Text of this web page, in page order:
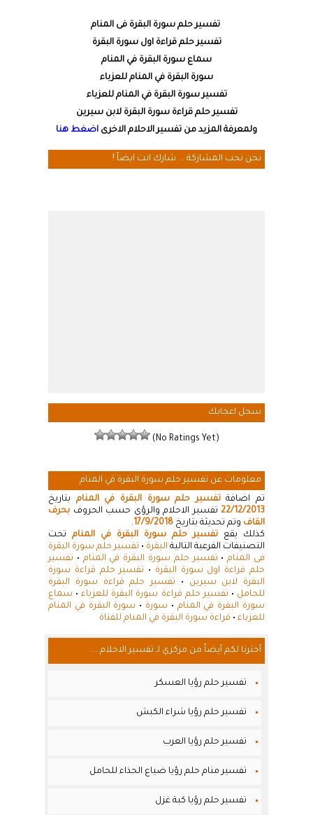
تفسير حلم سورة البقرة فى المنام
تفسير حلم قراءة اول سورة البقرة
سماع سورة البقرة في المنام
سورة البقرة في المنام للعزباء
تفسير سورة البقرة في المنام للعزباء
تفسير حلم قراءة سورة البقرة لابن سيرين
ولمعرفة المزيد من تفسير الاحلام الاخرى اضغط هنا
نحن نحب المشاركة ... شارك انت ايضاً !
سجل اعجابك
(No Ratings Yet)
معلومات عن تفسير حلم سورة البقرة في المنام
تم اضافةتفسير حلم سورة البقرة في المنام بتاريخ
22/12/2013 تفسير الاحلام والرؤى حسب الحروف بحرف
القاف وتم تحديثة بتاريخ 17/9/2018
.
كذلك يقع تفسير حلم سورة البقرة في المنام تحت
التصنيفات الفرعية التالية البقرة • تفسير حلم سورة البقرة
فى المنام• تفسير حلم سورة البقرة في المنام • تفسير
حلم قراءة اول سورة البقرة • تفسير حلم قراءة سورة
البقرة لابن سيرين
• تفسير حلم قراءة سورة البقرة
للحامل • تفسير حلم قراءة سورة البقرة للعزباء• سماع
سورة البقرة في المنام • سورة • سورة البقرة في المنام
للعزباء • قراءة سورة البقرة في المنام للفتاة
أخترنا لكم أيضاً من مركزي لـ تفسير الاحلام ...
تفسير حلم رؤيا العسكر
تفسير حلم رؤيا شراء الكبش
تفسير حلم رؤيا العرب
تفسير منام حلم رؤيا ضياع الحذاء للحامل
تفسير حلم رؤيا كبة غزل